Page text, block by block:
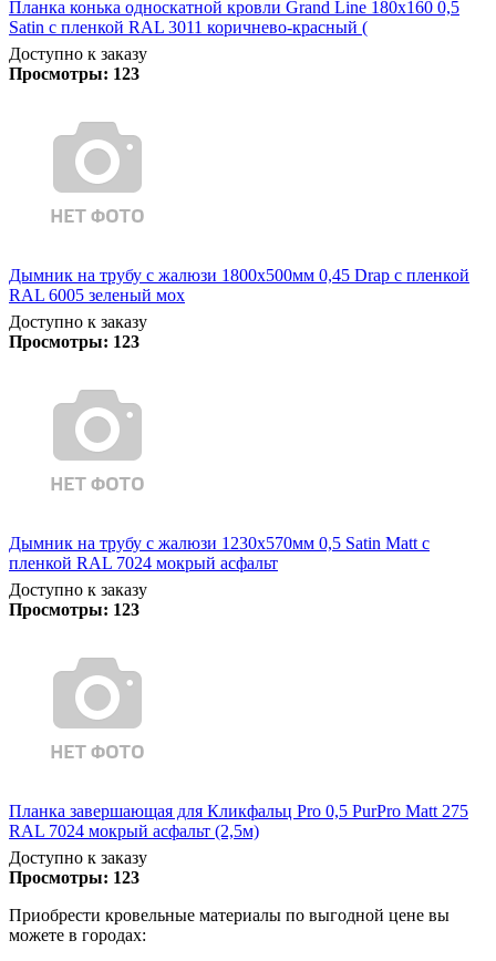
Планка конька односкатной кровли Grand Line 180x160 0,5
Satin с пленкой RAL 3011 коричнево-красный (
Доступно к заказу
Просмотры: 123
Дымник на трубу с жалюзи 1800х500мм 0,45 Drap с пленкой
RAL 6005 зеленый мох
Доступно к заказу
Просмотры: 123
Дымник на трубу с жалюзи 1230х570мм 0,5 Satin Matt с
пленкой RAL 7024 мокрый асфальт
Доступно к заказу
Просмотры: 123
Планка завершающая для Кликфальц Pro 0,5 PurPro Matt 275
RAL 7024 мокрый асфальт (2,5м)
Доступно к заказу
Просмотры: 123
Приобрести кровельные материалы по выгодной цене вы
можете в городах: